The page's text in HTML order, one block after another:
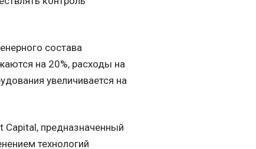
состава
на 20%, расходы на
увеличивается на
Capital, предназначенный
технологий